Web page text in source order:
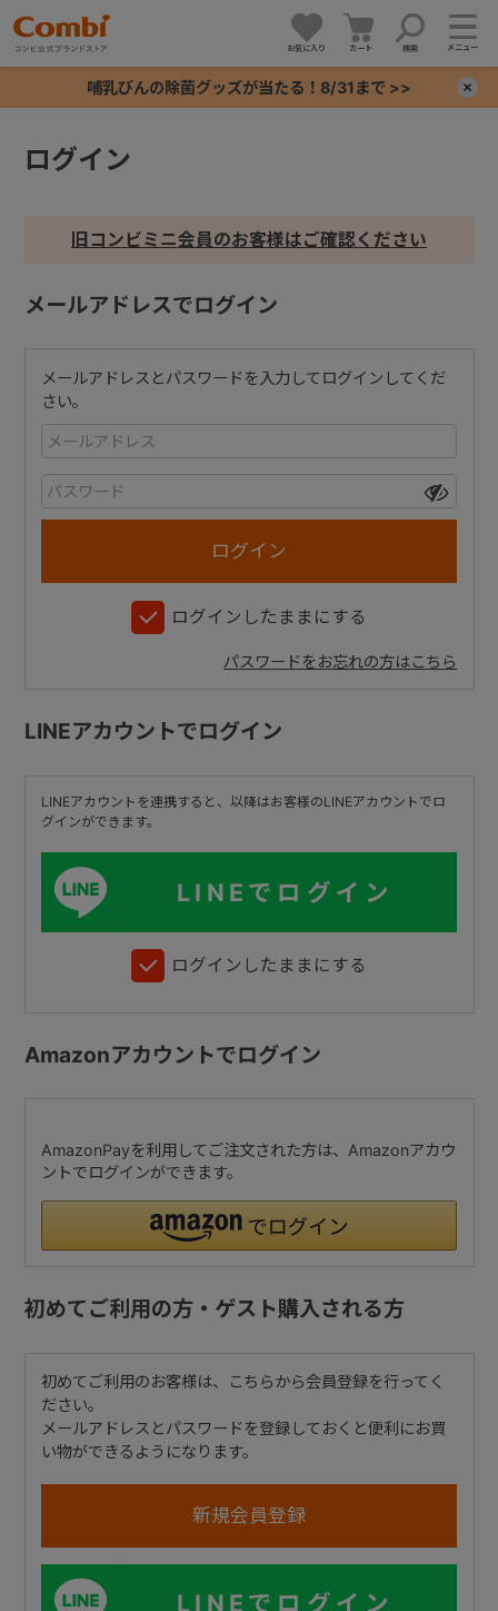
お気に入り カート 検索 メニュー
哺乳びんの除菌グッズが当たる！8/31まで >>
ログイン
旧コンビミニ会員のお客様はご確認ください
メールアドレスでログイン
メールアドレスとパスワードを入力してログインしてくだ
さい。
ログインしたままにする
パスワードをお忘れの方はこちら
LINEアカウントでログイン
LINEアカウントを連携すると、以降はお客様のLINEアカウントでロ
グインができます。
LINEでログイン
ログインしたままにする
Amazonアカウントでログイン
AmazonPayを利用してご注文された方は、Amazonアカウ
ントでログインができます。
初めてご利用の方・ゲスト購入される方
初めてご利用のお客様は、こちらから会員登録を行ってく
ださい。
メールアドレスとパスワードを登録しておくと便利にお買
い物ができるようになります。
LINEでログイン